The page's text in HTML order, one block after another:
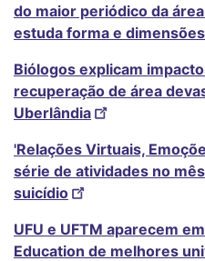
do maior periódico da
estuda forma e
Biólogos explicam
recuperação de área
Uberlândia
'Relações Virtuais,
série de atividades no
suicídio
UFU e UFTM aparecem
Education de melhores